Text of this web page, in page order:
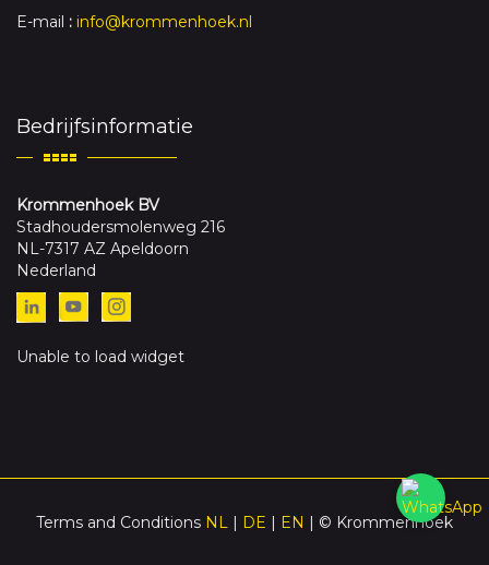
E-mail : info@krommenhoek.nl
Bedrijfsinformatie
Krommenhoek BV
Stadhoudersmolenweg 216
NL-7317 AZ Apeldoorn
Nederland
Unable to load widget
Terms and Conditions NL | DE | EN | © Krommenhoek